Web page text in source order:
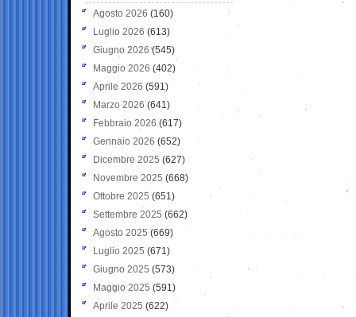
Agosto 2026 (160)
Luglio 2026 (613)
Giugno 2026 (545)
Maggio 2026 (402)
Aprile 2026 (591)
Marzo 2026 (641)
Febbraio 2026 (617)
Gennaio 2026 (652)
Dicembre 2025 (627)
Novembre 2025 (668)
Ottobre 2025 (651)
Settembre 2025 (662)
Agosto 2025 (669)
Luglio 2025 (671)
Giugno 2025 (573)
Maggio 2025 (591)
Aprile 2025 (622)